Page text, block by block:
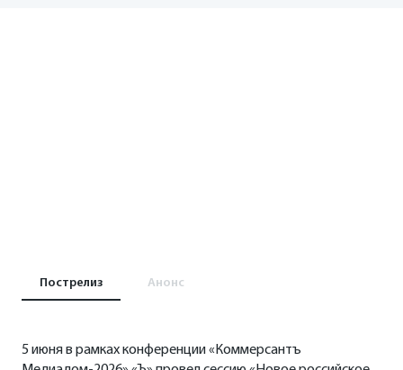
Пострелиз Анонс
5 июня в рамках конференции «Коммерсантъ